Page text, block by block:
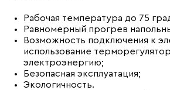
Рабочая температура до 75
Равномерный прогрев
Возможность подключения к
использование
электроэнергию;
Безопасная эксплуатация;
Экологичность.